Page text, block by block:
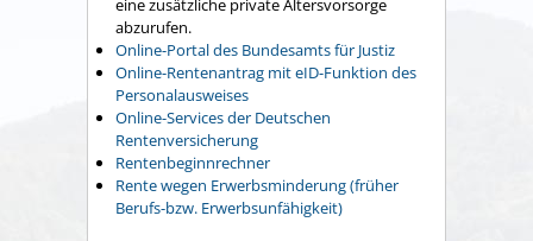
eine zusätzliche private Altersvorsorge
abzurufen.
Online-Portal des Bundesamts für Justiz
Online-Rentenantrag mit eID-Funktion des
Personalausweises
Online-Services der Deutschen
Rentenversicherung
Rentenbeginnrechner
Rente wegen Erwerbsminderung (früher
Berufs-bzw. Erwerbsunfähigkeit)